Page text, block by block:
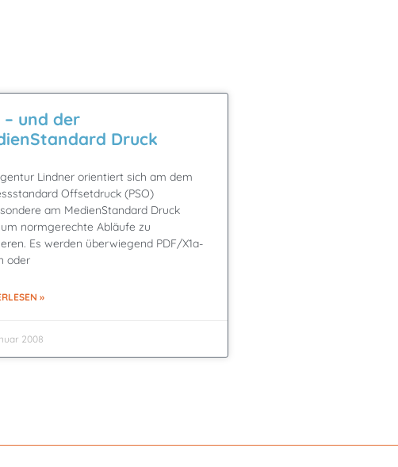
– und der
Druck
Lindner orientiert sich am dem
Offsetdruck (PSO)
am MedienStandard Druck
normgerechte Abläufe zu
Es werden überwiegend PDF/X1a-
oder
»
2008